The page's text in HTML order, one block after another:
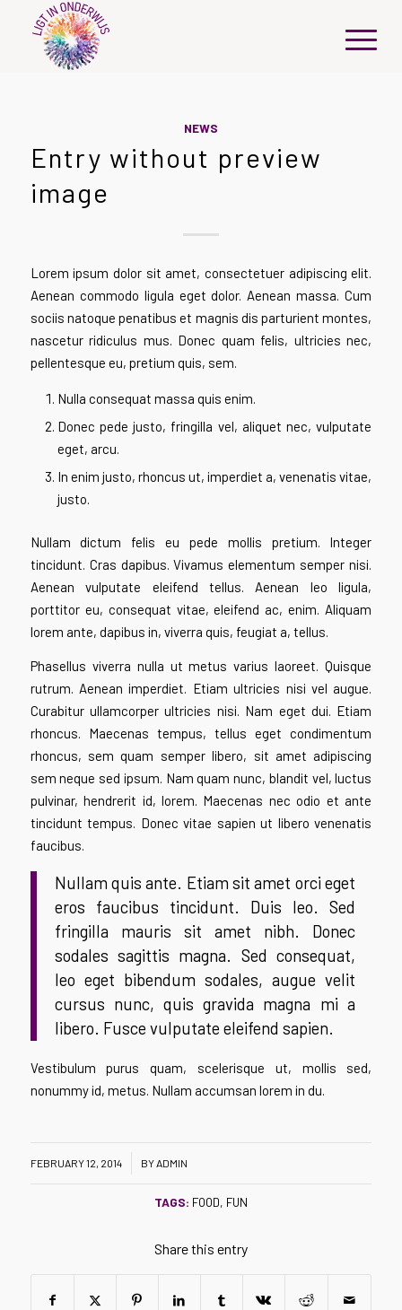
NEWS
Entry without preview
image
Lorem ipsum dolor sit amet, consectetuer adipiscing elit.
Aenean commodo ligula eget dolor. Aenean massa. Cum
sociis natoque penatibus et magnis dis parturient montes,
nascetur ridiculus mus. Donec quam felis, ultricies nec,
pellentesque eu, pretium quis, sem.
Nulla consequat massa quis enim.
Donec pede justo, fringilla vel, aliquet nec, vulputate
eget, arcu.
In enim justo, rhoncus ut, imperdiet a, venenatis vitae,
justo.
Nullam dictum felis eu pede mollis pretium. Integer
tincidunt. Cras dapibus. Vivamus elementum semper nisi.
Aenean vulputate eleifend tellus. Aenean leo ligula,
porttitor eu, consequat vitae, eleifend ac, enim. Aliquam
lorem ante, dapibus in, viverra quis, feugiat a, tellus.
Phasellus viverra nulla ut metus varius laoreet. Quisque
rutrum. Aenean imperdiet. Etiam ultricies nisi vel augue.
Curabitur ullamcorper ultricies nisi. Nam eget dui. Etiam
rhoncus. Maecenas tempus, tellus eget condimentum
rhoncus, sem quam semper libero, sit amet adipiscing
sem neque sed ipsum. Nam quam nunc, blandit vel, luctus
pulvinar, hendrerit id, lorem. Maecenas nec odio et ante
tincidunt tempus. Donec vitae sapien ut libero venenatis
faucibus.
Nullam quis ante. Etiam sit amet orci eget
eros faucibus tincidunt. Duis leo. Sed
fringilla mauris sit amet nibh. Donec
sodales sagittis magna. Sed consequat,
leo eget bibendum sodales, augue velit
cursus nunc, quis gravida magna mi a
libero. Fusce vulputate eleifend sapien.
Vestibulum purus quam, scelerisque ut, mollis sed,
nonummy id, metus. Nullam accumsan lorem in du.
FEBRUARY 12, 2014 BYADMIN
TAGS: FOOD, FUN
Share this entry